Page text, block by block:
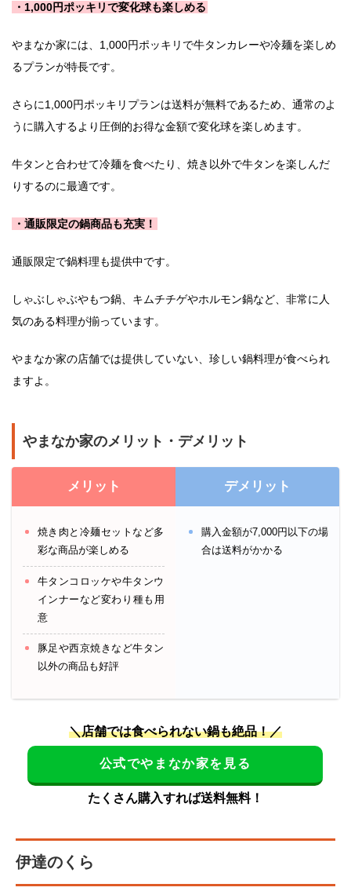
・1,000円ポッキリで変化球も楽しめる
やまなか家には、1,000円ポッキリで牛タンカレーや冷麺を楽しめ
るプランが特長です。
さらに1,000円ポッキリプランは送料が無料であるため、通常のよ
うに購入するより圧倒的お得な金額で変化球を楽しめます。
牛タンと合わせて冷麺を食べたり、焼き以外で牛タンを楽しんだ
りするのに最適です。
・通販限定の鍋商品も充実！
通販限定で鍋料理も提供中です。
しゃぶしゃぶやもつ鍋、キムチチゲやホルモン鍋など、非常に人
気のある料理が揃っています。
やまなか家の店舗では提供していない、珍しい鍋料理が食べられ
ますよ。
やまなか家のメリット・デメリット
メリット
焼き肉と冷麺セットなど多
彩な商品が楽しめる
牛タンコロッケや牛タンウ
インナーなど変わり種も用
意
豚足や西京焼きなど牛タン
以外の商品も好評
デメリット
購入金額が7,000円以下の場
合は送料がかかる
＼店舗では食べられない鍋も絶品！／
公式でやまなか家を見る
たくさん購入すれば送料無料！
伊達のくら